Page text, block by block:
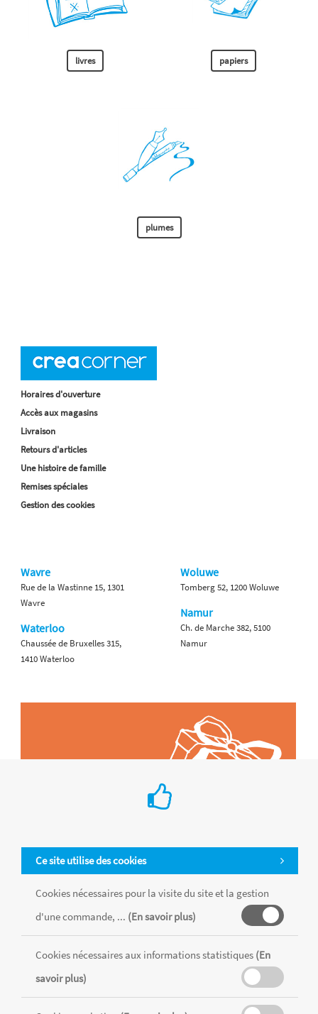
livres papiers
plumes
Ce site utilise des cookies
Cookies nécessaires pour la visite du site et la gestion
d'une commande, ... (En savoir plus)
Cookies nécessaires aux informations statistiques (En
savoir plus)
Horaires d'ouverture
Accès aux magasins
Livraison
Retours d'articles
Une histoire de famille
Remises spéciales
Gestion des cookies
Wavre
Rue de la Wastinne 15, 1301
Wavre
Waterloo
Chaussée de Bruxelles 315,
1410 Waterloo
Woluwe
Tomberg 52, 1200 Woluwe
Namur
Ch. de Marche 382, 5100
Namur
Tous les produits sont vendus dans la limite des stocks disponibles de
chaque magasin, toutes taxes comprises.